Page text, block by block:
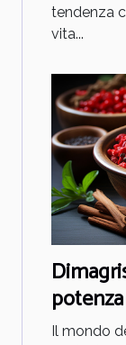
tendenza
vita...
Il mondo